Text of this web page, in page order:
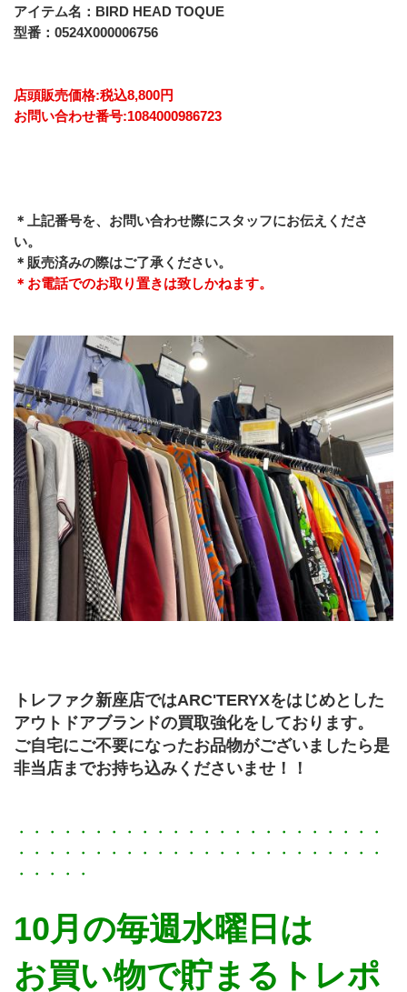
アイテム名：BIRD HEAD TOQUE
型番：0524X000006756
店頭販売価格:税込8,800円
お問い合わせ番号:1084000986723
＊上記番号を、お問い合わせ際にスタッフにお伝えくださ
い。
＊販売済みの際はご了承ください。
＊お電話でのお取り置きは致しかねます。
トレファク新座店ではARC'TERYXをはじめとした
アウトドアブランドの買取強化をしております。
ご自宅にご不要になったお品物がございましたら是
非当店までお持ち込みくださいませ！！
・・・・・・・・・・・・・・・・・・・・・・・・
・・・・・・・・・・・・・・・・・・・・・・・・
・・・・・
10月の毎週水曜日は
お買い物で貯まるトレポ